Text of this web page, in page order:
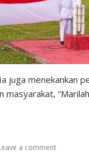
juga menekankan
masyarakat,
a comment